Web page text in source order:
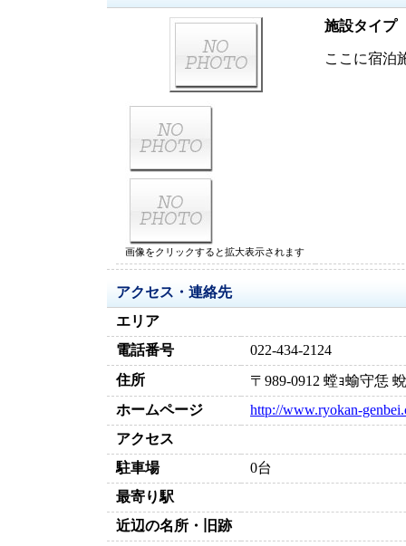
施設タイプ
ここに宿泊
画像をクリックすると拡大表示されます
アクセス・連絡先
エリア
電話番号
022-434-2124
住所
〒989-0912 螳ｮ蝓守
ホームページ
http://www.ryokan-
アクセス
駐車場
0台
最寄り駅
近辺の名所・旧跡